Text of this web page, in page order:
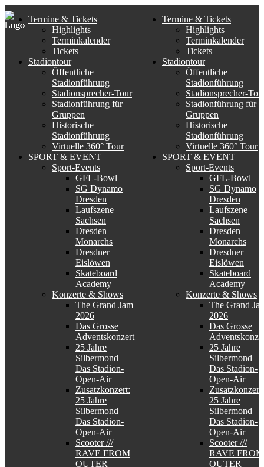
Termine & Tickets
Highlights
Terminkalender
Tickets
Stadiontour
Öffentliche
Stadionführung
Stadionsprecher-Tour
Stadionführung für
Gruppen
Historische
Stadionführung
Virtuelle 360° Tour
SPORT & EVENT
Sport-Events
GFL-Bowl
SG Dynamo
Dresden
Laufszene
Sachsen
Dresden
Monarchs
Dresdner
Eislöwen
Skateboard
Academy
Konzerte & Shows
The Grand Jam
2026
Das Grosse
Adventskonzert
25 Jahre
Silbermond –
Das Stadion-
Open-Air
Zusatzkonzert:
25 Jahre
Silbermond –
Das Stadion-
Open-Air
Scooter ///
RAVE FROM
OUTER
Termine & Tickets
Highlights
Terminkalender
Tickets
Stadiontour
Öffentliche
Stadionführung
Stadionsprecher-
Stadionführung für
Gruppen
Historische
Stadionführung
Virtuelle 360° Tour
SPORT & EVENT
Sport-Events
GFL-Bowl
SG Dynamo
Dresden
Laufszene
Sachsen
Dresden
Monarchs
Dresdner
Eislöwen
Skateboard
Academy
Konzerte & Shows
The Grand
2026
Das Grosse
25 Jahre
Silbermond –
Das Stadion-
Open-Air
Zusatzkonzert:
25 Jahre
Silbermond –
Das Stadion-
Open-Air
Scooter ///
RAVE FROM
OUTER